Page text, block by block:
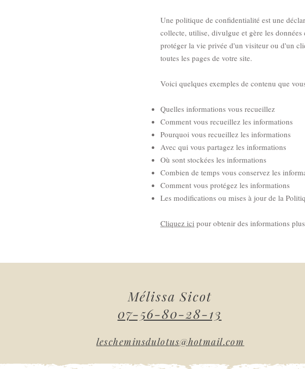
Une politique de confidentialité est une
collecte, utilise, divulgue et gère les
protéger la vie privée d'un visiteur ou d'un
toutes les pages de votre site.
Voici quelques exemples de contenu que
Quelles informations vous recueillez
Comment vous recueillez les informations
Pourquoi vous recueillez les informations
Avec qui vous partagez les informations
Où sont stockées les informations
Combien de temps vous conservez les
Comment vous protégez les informations
Les modifications ou mises à jour de la
Cliquez ici pour obtenir des informations
lescheminsdulotus@hotmail.com
Mélissa Sicot
07-56-80-28-13